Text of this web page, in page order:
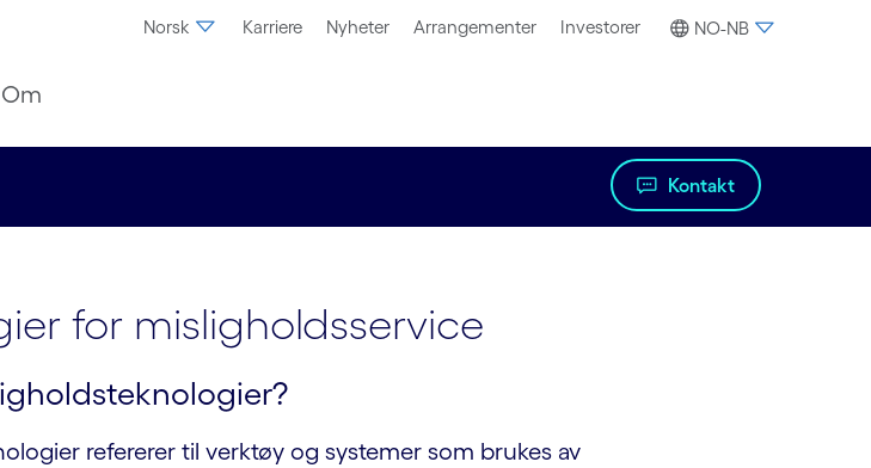
Norsk Karriere Nyheter Arrangementer Investorer NO-NB
Om
Kontakt
for misligholdsservice
refererer til verktøy og systemer som brukes av